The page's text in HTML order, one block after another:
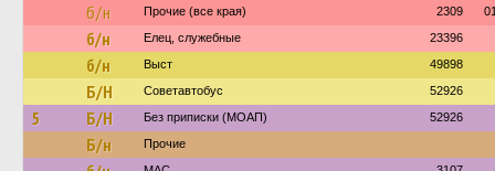
б/н Прочие (все края) 2309
б/н Елец, служебные 23396
б/н Выст 49898
Б/Н Советавтобус 52926
5 Б/Н Без приписки (МОАП) 52926
Б/н Прочие